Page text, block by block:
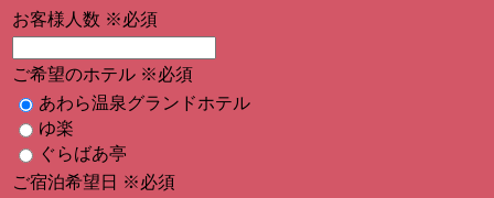
お客様人数 ※必須
ご希望のホテル ※必須
あわら温泉グランドホテル
ゆ楽
ぐらばあ亭
ご宿泊希望日 ※必須